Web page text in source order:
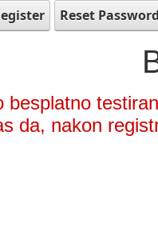
Reset Password
besplatno
da, nakon